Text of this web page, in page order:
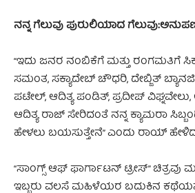
ನನ್ನ ಗೆಲುವು ಪುರುಲಿಯಾದ
“ಇದು ಜನರ ನಂಬಿಕೆಗೆ ಮತ್ತು ರಂಗಮತಿಗೆ
ಸಮಂತ, ಸಕ್ಯಾದೇಬ್ ಚೌಧರಿ, ದೇಬ್ಜಿತ್
ಪಟೇಲ್, ಆದಿತ್ಯ ಪಂಡಿತ್, ಪ್ರದೀಪ್
ಆದಿತ್ಯ ರಾಜ್ ಸೇರಿದಂತೆ ನನ್ನ ಕ್ಯಾಮರಾ
ಹೇಳಲು ಬಯಸುತ್ತೇನೆ” ಎಂದು ರಾಯ್
“ಸಾಂಗ್ಸ್ ಆಫ್ ಫಾರ್ಗಾಟನ್ ಟ್ರೀಸ್” ಚಿತ್ರವು
ಇಬ್ಬರು ವಲಸೆ ಮಹಿಳೆಯರ ಬದುಕಿನ ಕಥೆಯನ್ನು